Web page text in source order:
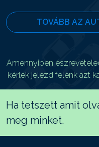
TOVÁBB AZ
Amennyiben
kérlek jelezd felénk azt
Ha tetszett amit
meg minket.